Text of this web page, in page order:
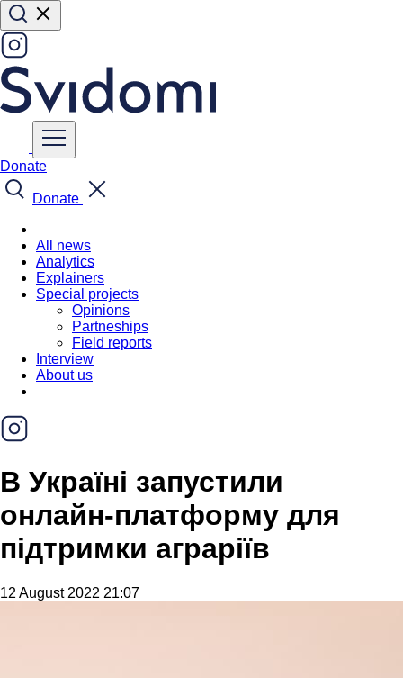
Donate
Donate
All news
Analytics
Explainers
Special projects
Opinions
Partneships
Field reports
Interview
About us
В Україні запустили
онлайн-платформу для
підтримки аграріїв
12 August 2022 21:07